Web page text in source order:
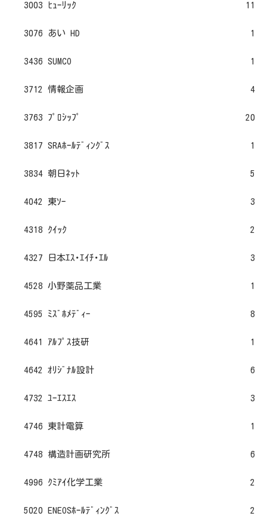
3003 ﾋｭｰﾘｯｸ 11
3076 あい HD 1
3436 SUMCO 1
3712 情報企画 4
3763 ﾌﾟﾛｼｯﾌﾟ 20
3817 SRAﾎｰﾙﾃﾞｨﾝｸﾞｽ 1
3834 朝日ﾈｯﾄ 5
4042 東ｿｰ 3
4318 ｸｲｯｸ 2
4327 日本ｴｽ･ｴｲﾁ･ｴﾙ 3
4528 小野薬品工業 1
4595 ﾐｽﾞﾎﾒﾃﾞｨｰ 8
4641 ｱﾙﾌﾟｽ技研 1
4642 ｵﾘｼﾞﾅﾙ設計 6
4732 ﾕｰｴｽｴｽ 3
4746 東計電算 1
4748 構造計画研究所 6
4996 ｸﾐｱｲ化学工業 2
5020 ENEOSﾎｰﾙﾃﾞｨﾝｸﾞｽ 2